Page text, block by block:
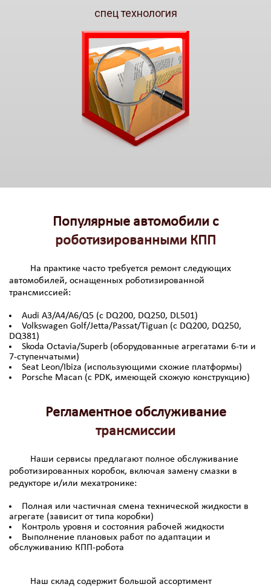
спец технология
Популярные автомобили с
роботизированными КПП
На практике часто требуется ремонт следующих
автомобилей, оснащенных роботизированной
трансмиссией:
Audi A3/A4/A6/Q5 (с DQ200, DQ250, DL501)
Volkswagen Golf/Jetta/Passat/Tiguan (с DQ200, DQ250,
DQ381)
Skoda Octavia/Superb (оборудованные агрегатами 6-ти и
7-ступенчатыми)
Seat Leon/Ibiza (использующими схожие платформы)
Porsche Macan (с PDK, имеющей схожую конструкцию)
Регламентное обслуживание
трансмиссии
Наши сервисы предлагают полное обслуживание
роботизированных коробок, включая замену смазки в
редукторе и/или мехатронике:
Полная или частичная смена технической жидкости в
агрегате (зависит от типа коробки)
Контроль уровня и состояния рабочей жидкости
Выполнение плановых работ по адаптации и
обслуживанию КПП-робота
Наш склад содержит большой ассортимент